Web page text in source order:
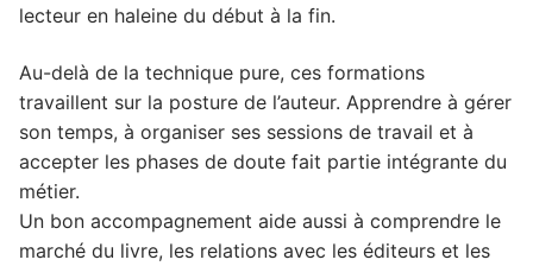
lecteur en haleine du début à la fin.
Au-delà de la technique pure, ces formations
travaillent sur la posture de l’auteur. Apprendre à gérer
son temps, à organiser ses sessions de travail et à
accepter les phases de doute fait partie intégrante du
métier.
Un bon accompagnement aide aussi à comprendre le
marché du livre, les relations avec les éditeurs et les